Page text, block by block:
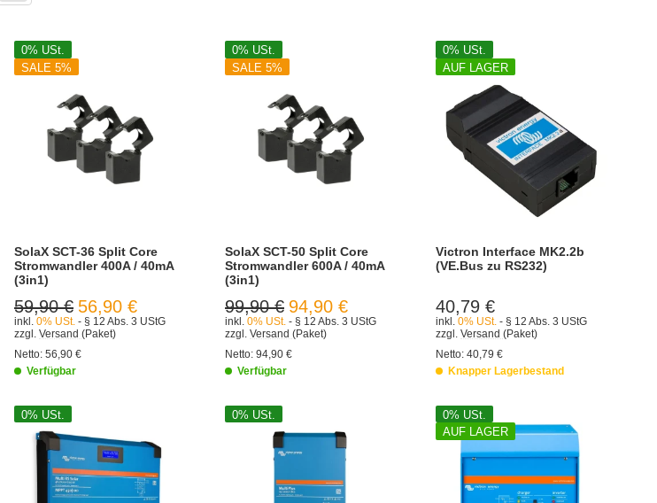
0% USt.
SALE 5%
SolaX SCT-36 Split Core
Stromwandler 400A / 40mA
(3in1)
56,90 €
59,90 €
inkl. 0% USt. - § 12 Abs. 3 UStG
zzgl. Versand (Paket)
Netto: 56,90 €
Verfügbar
0% USt.
SALE 5%
SolaX SCT-50 Split Core
Stromwandler 600A / 40mA
(3in1)
94,90 €
99,90 €
inkl. 0% USt. - § 12 Abs. 3 UStG
zzgl. Versand (Paket)
Netto: 94,90 €
Verfügbar
0% USt.
AUF LAGER
Victron Interface MK2.2b
(VE.Bus zu RS232)
40,79 €
inkl. 0% USt. - § 12 Abs. 3 UStG
zzgl. Versand (Paket)
Netto: 40,79 €
Knapper Lagerbestand
0% USt. 0% USt.
0% USt.
AUF LAGER